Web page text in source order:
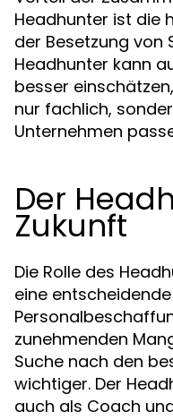
Headhunter ist die
der Besetzung von
Headhunter kann
besser
nur fachlich,
Unternehmen
Der
Zukunft
Die Rolle des
eine
zunehmenden
Suche nach den
wichtiger. Der
auch als Coach